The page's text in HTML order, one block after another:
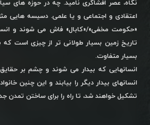
نگاه، عصر افشاگری نامید. چه در حوزه های
اعتقادی و اجتماعی و یا علمی. دسیسه هایی
«حکومت مخفی»/«کابال» فاش می شوند و
تاریخ زمین بسیار طولانی تر از چیزی است
بسیار متفاوت.
انسانهایی که بیدار می شوند و چشم بر حقایق
انسانهای بیدار دیگر را بیابند و این چنین
تشکیل خواهند شد، تا راه را برای ساختن تمدن